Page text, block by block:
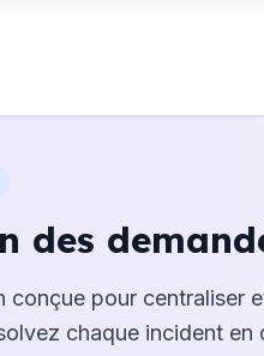
des
conçue pour centraliser
chaque incident en